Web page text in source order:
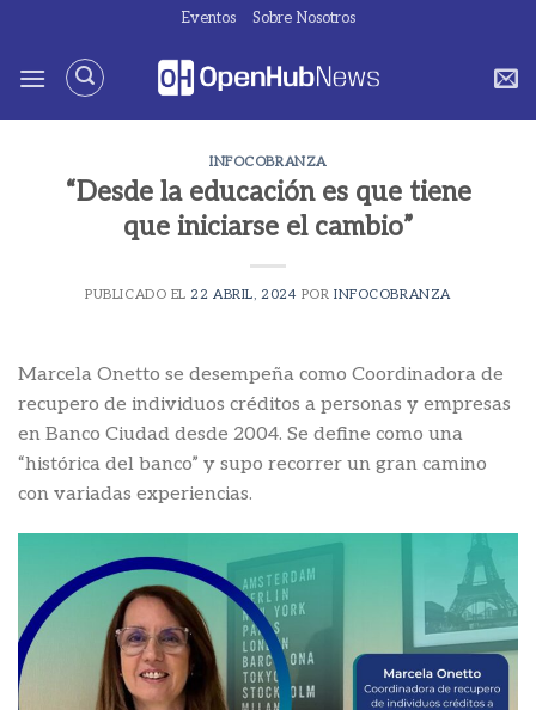
contenido
Eventos Sobre Nosotros
INFOCOBRANZA
“Desde la educación es que tiene
que iniciarse el cambio”
PUBLICADO EL 22 ABRIL, 2024 PORINFOCOBRANZA
Marcela Onetto se desempeña como Coordinadora de
recupero de individuos créditos a personas y empresas
en Banco Ciudad desde 2004. Se define como una
“histórica del banco” y supo recorrer un gran camino
con variadas experiencias.